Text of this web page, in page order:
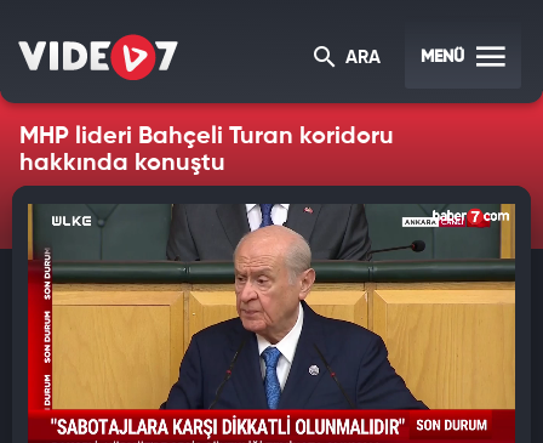
ARA MENÜ
MHP lideri Bahçeli Turan koridoru
hakkında konuştu